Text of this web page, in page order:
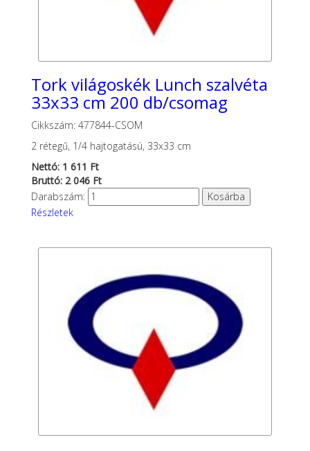
Tork világoskék Lunch szalvéta
33x33 cm 200 db/csomag
Cikkszám: 477844-CSOM
2 rétegű, 1/4 hajtogatású, 33x33 cm
Nettó: 1 611 Ft
Bruttó: 2 046 Ft
Darabszám:
Részletek